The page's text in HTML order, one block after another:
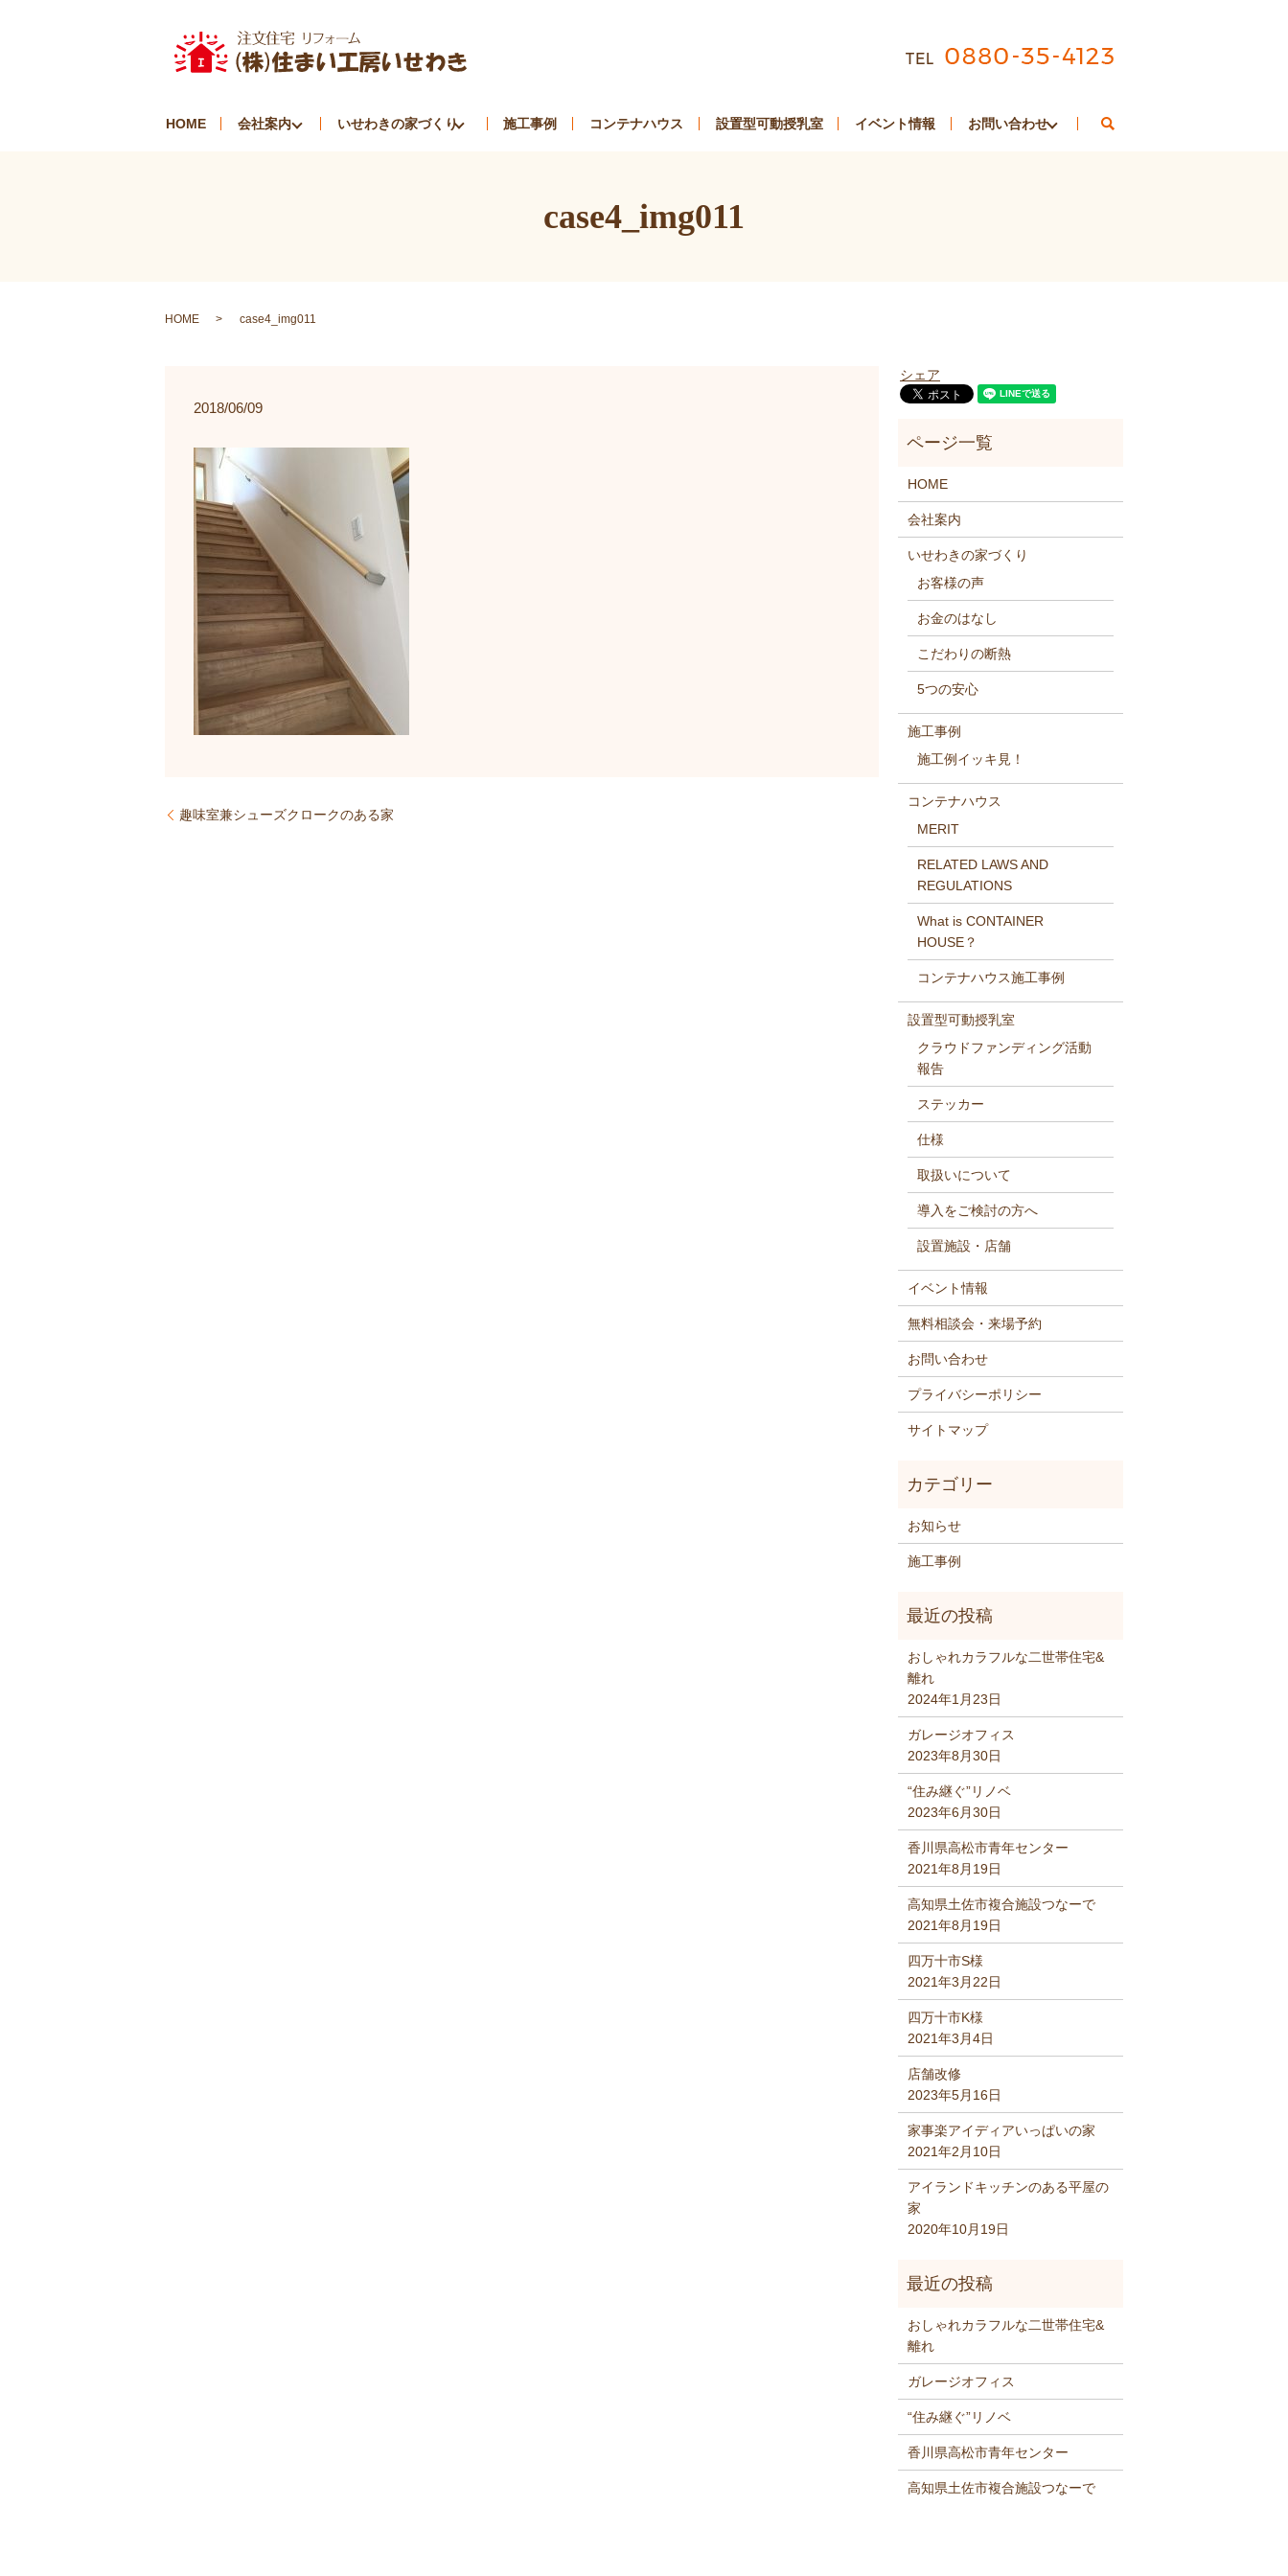
HOME 会社案内 いせわきの家づくり 施工事例 コンテナハウス 設置型可動授乳室 イベント情報 お問い合わせ
case4_img011
HOME case4_img011
2018/06/09
趣味室兼シューズクロークのある家
シェア
HOME
会社案内
いせわきの家づくり
お客様の声
お金のはなし
こだわりの断熱
5つの安心
施工事例
施工例イッキ見！
コンテナハウス
MERIT
RELATED LAWS AND
REGULATIONS
What is CONTAINER
HOUSE？
コンテナハウス施工事例
設置型可動授乳室
クラウドファンディング活動
報告
ステッカー
仕様
取扱いについて
導入をご検討の方へ
設置施設・店舗
イベント情報
無料相談会・来場予約
お問い合わせ
プライバシーポリシー
サイトマップ
お知らせ
施工事例
おしゃれカラフルな二世帯住宅&
離れ
2024年1月23日
ガレージオフィス
2023年8月30日
“住み継ぐ”リノベ
2023年6月30日
香川県高松市青年センター
2021年8月19日
高知県土佐市複合施設つなーで
2021年8月19日
四万十市S様
2021年3月22日
四万十市K様
2021年3月4日
店舗改修
2023年5月16日
家事楽アイディアいっぱいの家
2021年2月10日
アイランドキッチンのある平屋の
家
2020年10月19日
おしゃれカラフルな二世帯住宅&
離れ
ガレージオフィス
“住み継ぐ”リノベ
香川県高松市青年センター
高知県土佐市複合施設つなーで